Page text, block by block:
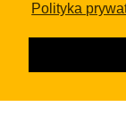
Polityka
© 2026Wydawnictwo NEON
KRAWCZYK s.c.) z